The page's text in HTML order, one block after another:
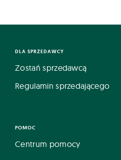
DLA SPRZEDAWCY
Zostań sprzedawcą
Regulamin sprzedającego
POMOC
Centrum pomocy